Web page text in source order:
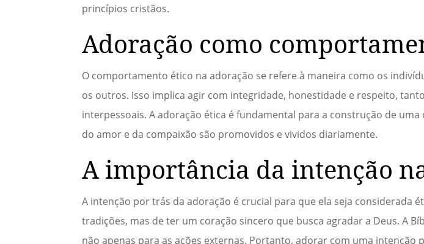
princípios cristãos.
Adoração como
O comportamento ético na adoração se refere à maneira como os
os outros. Isso implica agir com integridade, honestidade e respeito,
interpessoais. A adoração ética é fundamental para a construção de
do amor e da compaixão são promovidos e vividos diariamente.
A importância da intenção
A intenção por trás da adoração é crucial para que ela seja considerada
tradições, mas de ter um coração sincero que busca agradar a Deus. A
não apenas para as ações externas. Portanto, adorar com uma intenção